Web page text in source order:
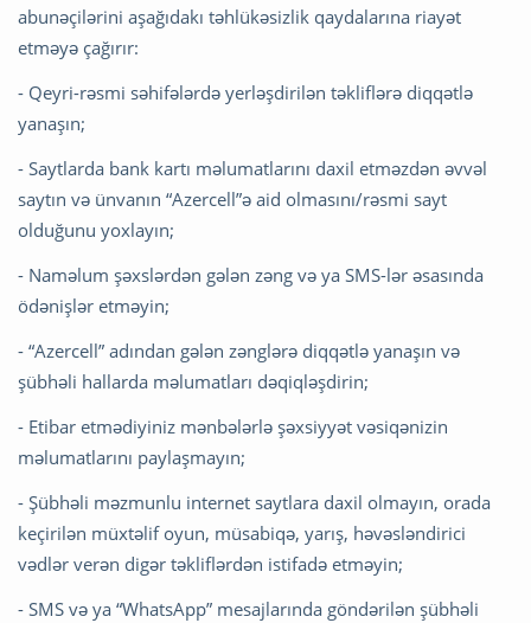
abunəçilərini aşağıdakı təhlükəsizlik qaydalarına riayət
etməyə çağırır:
- Qeyri-rəsmi səhifələrdə yerləşdirilən təkliflərə diqqətlə
yanaşın;
- Saytlarda bank kartı məlumatlarını daxil etməzdən əvvəl
saytın və ünvanın “Azercell”ə aid olmasını/rəsmi sayt
olduğunu yoxlayın;
- Naməlum şəxslərdən gələn zəng və ya SMS-lər əsasında
ödənişlər etməyin;
- “Azercell” adından gələn zənglərə diqqətlə yanaşın və
şübhəli hallarda məlumatları dəqiqləşdirin;
- Etibar etmədiyiniz mənbələrlə şəxsiyyət vəsiqənizin
məlumatlarını paylaşmayın;
- Şübhəli məzmunlu internet saytlara daxil olmayın, orada
keçirilən müxtəlif oyun, müsabiqə, yarış, həvəsləndirici
vədlər verən digər təkliflərdən istifadə etməyin;
- SMS və ya “WhatsApp” mesajlarında göndərilən şübhəli